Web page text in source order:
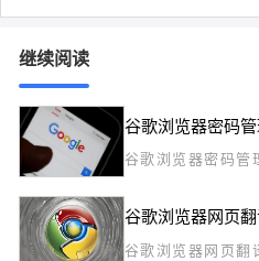
继续阅读
谷歌浏览器密码
谷歌浏览器密码管
解存储、同步及安
理密码并保障账号
谷歌浏览器网页
谷歌浏览器网页翻